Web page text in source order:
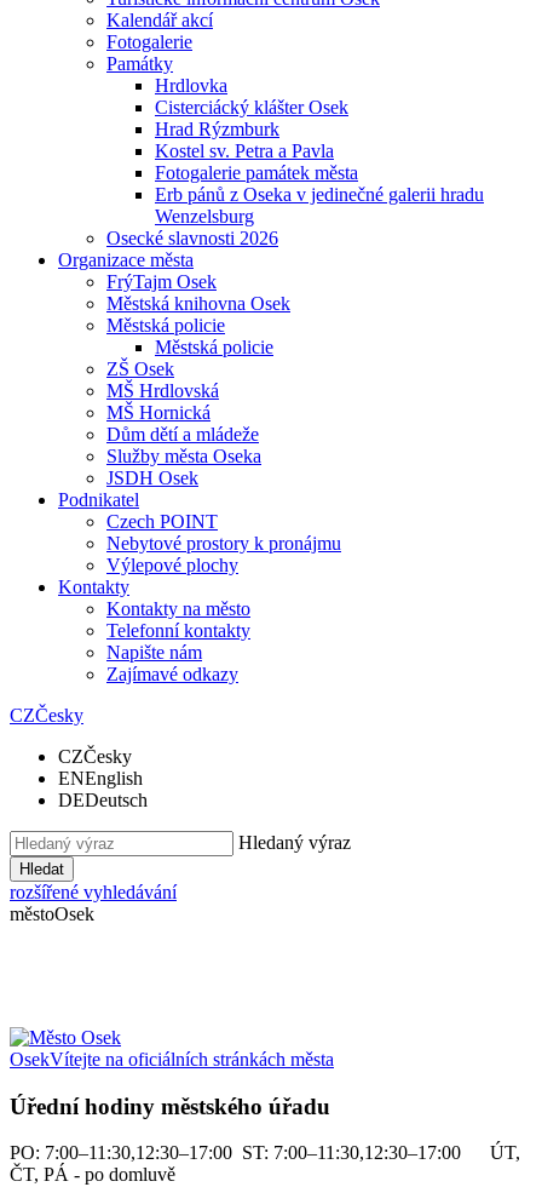
Kalendář akcí
Fotogalerie
Památky
Hrdlovka
Cisterciácký klášter Osek
Hrad Rýzmburk
Kostel sv. Petra a Pavla
Fotogalerie památek města
Erb pánů z Oseka v jedinečné galerii hradu
Wenzelsburg
Osecké slavnosti 2026
Organizace města
FrýTajm Osek
Městská knihovna Osek
Městská policie
Městská policie
ZŠ Osek
MŠ Hrdlovská
MŠ Hornická
Dům dětí a mládeže
Služby města Oseka
JSDH Osek
Podnikatel
Czech POINT
Nebytové prostory k pronájmu
Výlepové plochy
Kontakty
Kontakty na město
Telefonní kontakty
Napište nám
Zajímavé odkazy
CZČesky
CZČesky
ENEnglish
DEDeutsch
Hledaný výraz
Hledat
rozšířené vyhledávání
městoOsek
OsekVítejte na oficiálních stránkách města
Úřední hodiny městského úřadu
PO: 7:00–11:30,12:30–17:00 ST: 7:00–11:30,12:30–17:00 ÚT,
ČT, PÁ - po domluvě